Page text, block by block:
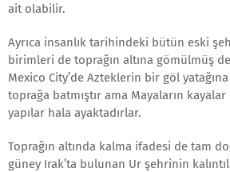
ait olabilir.
Ayrıca insanlık tarihindeki bütün eski
birimleri de toprağın altına gömülmüş
Mexico City’de Azteklerin bir göl
toprağa batmıştır ama Mayaların kayalar
yapılar hala ayaktadırlar.
Toprağın altında kalma ifadesi de tam
güney Irak’ta bulunan Ur şehrinin